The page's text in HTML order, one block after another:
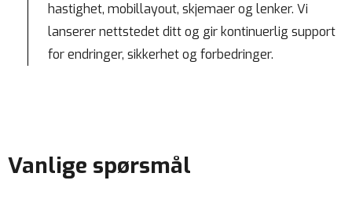
hastighet, mobillayout, skjemaer og lenker. Vi
lanserer nettstedet ditt og gir kontinuerlig support
for endringer, sikkerhet og forbedringer.
Vanlige spørsmål